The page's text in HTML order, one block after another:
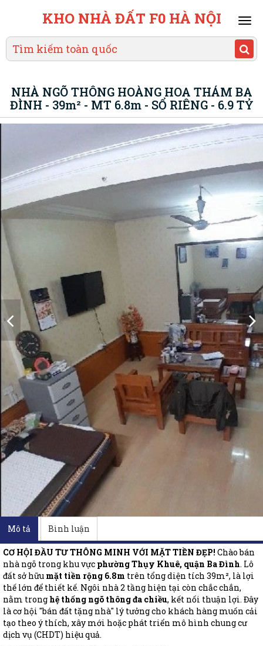
KHO NHÀ ĐẤT F0 HÀ NỘI
NHÀ NGÕ THÔNG HOÀNG HOA THÁM BA
ĐÌNH - 39m² - MT 6.8m - SỔ RIÊNG - 6.9 TỶ
Mô tả Bình luận
CƠ HỘI ĐẦU TƯ THÔNG MINH VỚI MẶT TIỀN ĐẸP! Chào bán
nhà ngõ trong khu vực phường Thụy Khuê, quận Ba Đình. Lô
đất sở hữu mặt tiền rộng 6.8m trên tổng diện tích 39m², là lợi
thế lớn để thiết kế. Ngôi nhà 2 tầng hiện tại còn chắc chắn,
nằm tronghệ thống ngõ thông đa chiều, kết nối thuận lợi. Đây
là cơ hội "bán đất tặng nhà" lý tưởng cho khách hàng muốn cải
tạo theo ý thích, xây mới hoặc phát triển mô hình chung cư
dịch vụ (CHDT) hiệu quả.